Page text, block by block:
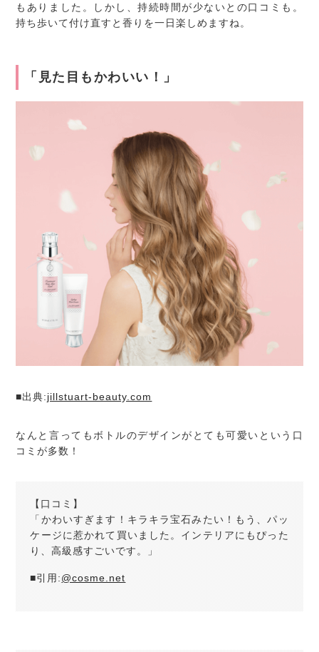
もありました。しかし、持続時間が少ないとの口コミも。
持ち歩いて付け直すと香りを一日楽しめますね。
「見た目もかわいい！」
■出典:jillstuart-beauty.com
なんと言ってもボトルのデザインがとても可愛いという口
コミが多数！
【口コミ】
「かわいすぎます！キラキラ宝石みたい！もう、パッ
ケージに惹かれて買いました。インテリアにもぴった
り、高級感すごいです。」
■引用:@cosme.net